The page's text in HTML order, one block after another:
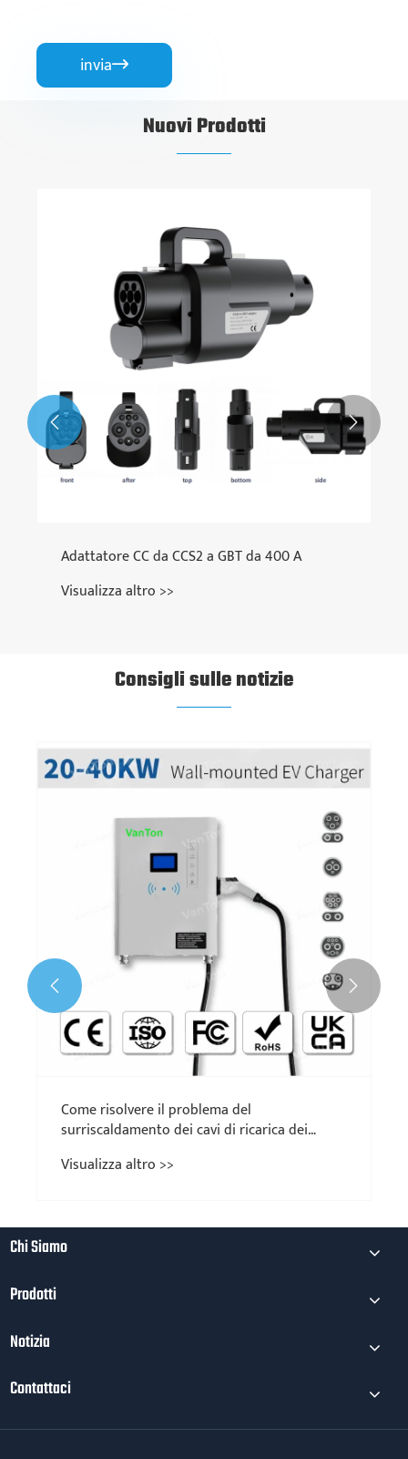
invia
Nuovi Prodotti
Adattatore CC da CCS2 a GBT da 400 A
Visualizza altro >>
 
Consigli sulle notizie
Come risolvere il problema del
surriscaldamento dei cavi di ricarica dei
Visualizza altro >>
 
Chi Siamo
Prodotti
Notizia
Contattaci